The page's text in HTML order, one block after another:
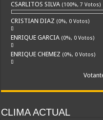
CSARLITOS SILVA (100%, 7 Votos)
CRISTIAN DIAZ (0%, 0 Votos)
ENRIQUE GARCIA (0%, 0 Votos)
ENRIQUE CHEMEZ (0%, 0 Votos)
CLIMA ACTUAL